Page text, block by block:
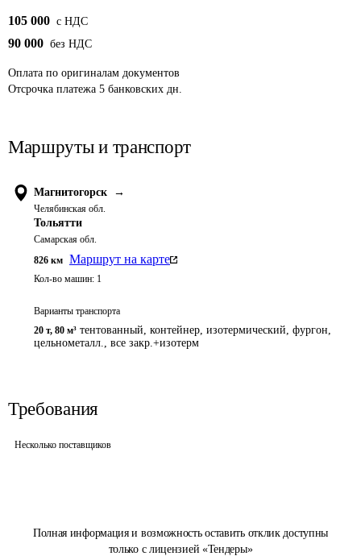
Полная информация и возможность оставить отклик доступны
только с лицензией «Тендеры»
105 000 c НДС
90 000 без НДС
Оплата по оригиналам документов
Отсрочка платежа 5 банковских дн.
Маршруты и транспорт
Магнитогорск →
Челябинская обл.
Тольятти
Самарская обл.
826 км Маршрут на карте
Кол-во машин: 1
Варианты транспорта
20 т, 80 м³ тентованный, контейнер, изотермический, фургон,
цельнометалл., все закр.+изотерм
Требования
Несколько поставщиков